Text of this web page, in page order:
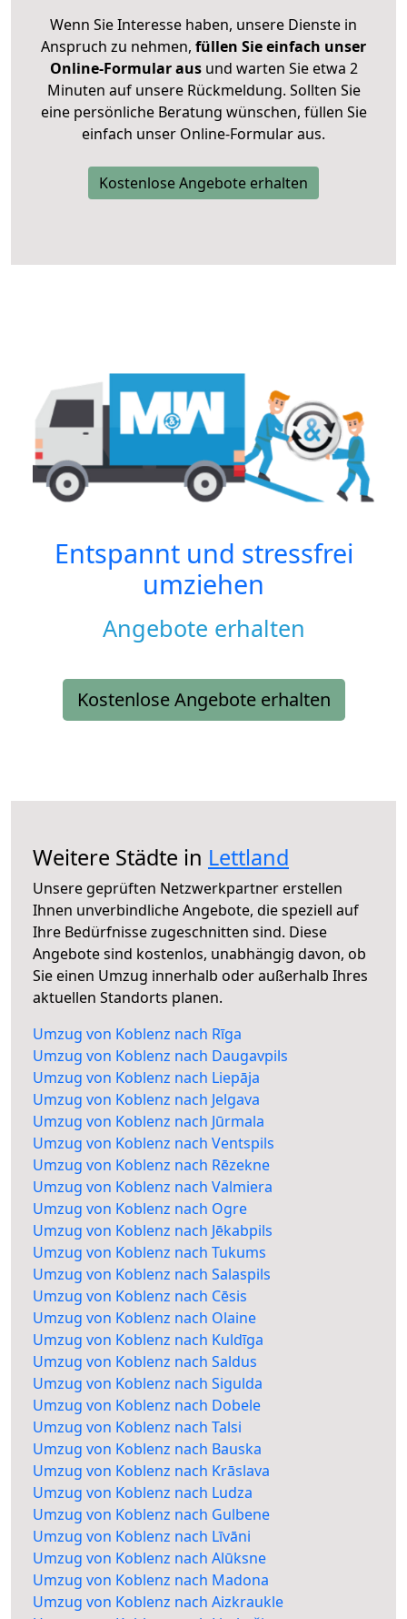
Wenn Sie Interesse haben, unsere Dienste in
Anspruch zu nehmen, füllen Sie einfach unser
Online-Formular ausund warten Sie etwa 2
Minuten auf unsere Rückmeldung. Sollten Sie
eine persönliche Beratung wünschen, füllen Sie
einfach unser Online-Formular aus.
Kostenlose Angebote erhalten
Entspannt und stressfrei
umziehen
Angebote erhalten
Kostenlose Angebote erhalten
Weitere Städte in Lettland
Unsere geprüften Netzwerkpartner erstellen
Ihnen unverbindliche Angebote, die speziell auf
Ihre Bedürfnisse zugeschnitten sind. Diese
Angebote sind kostenlos, unabhängig davon, ob
Sie einen Umzug innerhalb oder außerhalb Ihres
aktuellen Standorts planen.
Umzug von Koblenz nach Rīga
Umzug von Koblenz nach Daugavpils
Umzug von Koblenz nach Liepāja
Umzug von Koblenz nach Jelgava
Umzug von Koblenz nach Jūrmala
Umzug von Koblenz nach Ventspils
Umzug von Koblenz nach Rēzekne
Umzug von Koblenz nach Valmiera
Umzug von Koblenz nach Ogre
Umzug von Koblenz nach Jēkabpils
Umzug von Koblenz nach Tukums
Umzug von Koblenz nach Salaspils
Umzug von Koblenz nach Cēsis
Umzug von Koblenz nach Olaine
Umzug von Koblenz nach Kuldīga
Umzug von Koblenz nach Saldus
Umzug von Koblenz nach Sigulda
Umzug von Koblenz nach Dobele
Umzug von Koblenz nach Talsi
Umzug von Koblenz nach Bauska
Umzug von Koblenz nach Krāslava
Umzug von Koblenz nach Ludza
Umzug von Koblenz nach Gulbene
Umzug von Koblenz nach Līvāni
Umzug von Koblenz nach Alūksne
Umzug von Koblenz nach Madona
Umzug von Koblenz nach Aizkraukle